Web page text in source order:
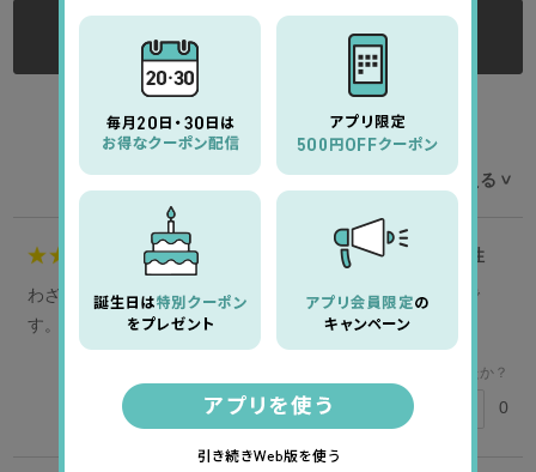
ログイン後にレビューをご記入ください
レビューを並べ替える >
5 くまあらた様 女性
わざとらしくなく自然なカラーで顔なじみが良いカラコンで
す。使い続けたいと思います
このレビューは参考になりましたか？
参考になった 0